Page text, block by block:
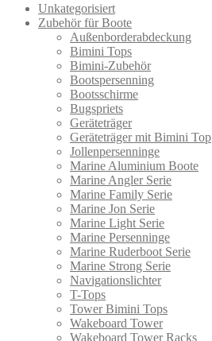
Unkategorisiert
Zubehör für Boote
Außenborderabdeckung
Bimini Tops
Bimini-Zubehör
Bootspersenning
Bootsschirme
Bugspriets
Geräteträger
Geräteträger mit Bimini Top
Jollenpersenninge
Marine Aluminium Boote
Marine Angler Serie
Marine Family Serie
Marine Jon Serie
Marine Light Serie
Marine Persenninge
Marine Ruderboot Serie
Marine Strong Serie
Navigationslichter
T-Tops
Tower Bimini Tops
Wakeboard Tower
Wakeboard Tower Racks